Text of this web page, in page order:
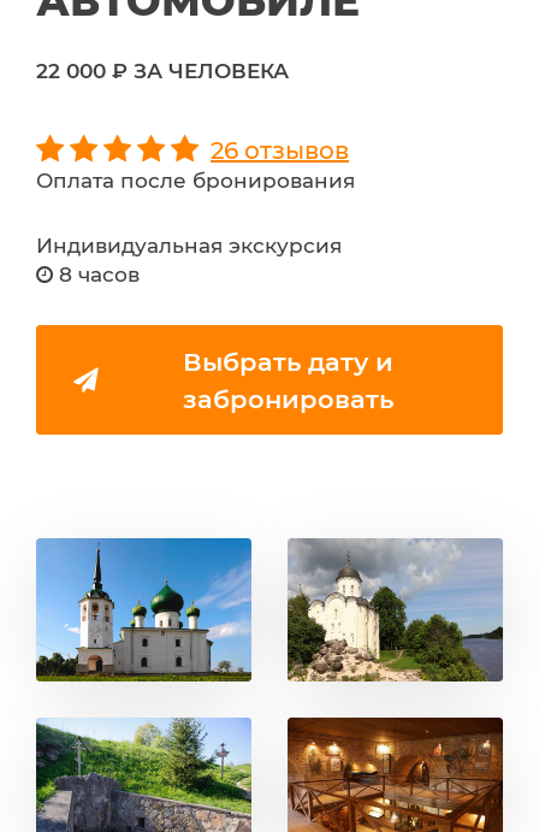
22 000 ₽ ЗА ЧЕЛОВЕКА
26 отзывов
Оплата после бронирования
Индивидуальная экскурсия
8 часов
Выбрать дату и
забронировать